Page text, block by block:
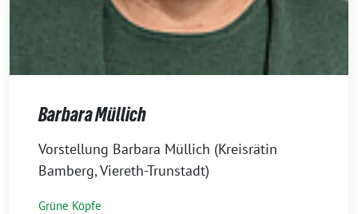
Barbara Müllich
7.
November
Vorstellung Barbara Müllich (Kreisrätin
Bamberg, Viereth-Trunstadt)
Grüne Köpfe